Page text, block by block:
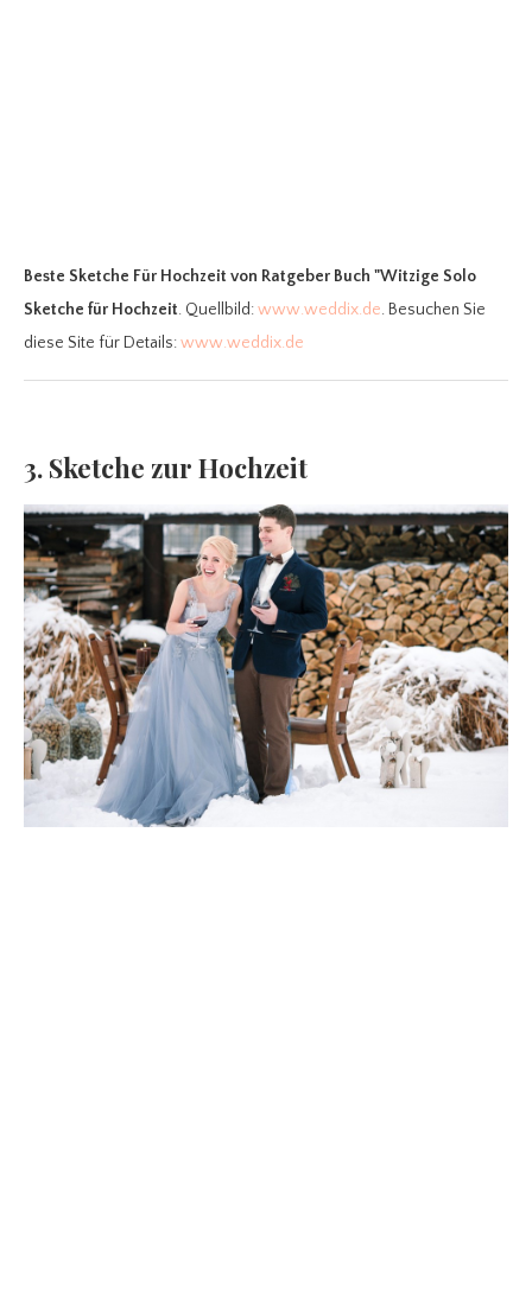
Beste Sketche Für Hochzeit von Ratgeber Buch "Witzige Solo
Sketche für Hochzeit. Quellbild:www.weddix.de. Besuchen Sie
diese Site für Details:www.weddix.de
3. Sketche zur Hochzeit